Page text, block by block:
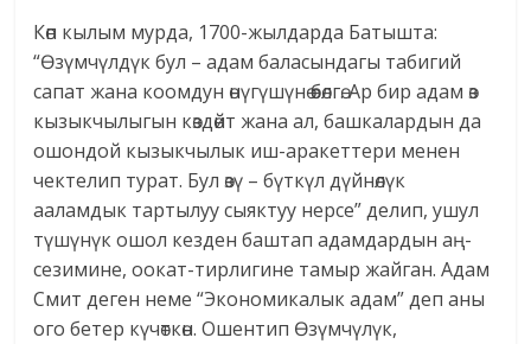
Көп кылым мурда, 1700-жылдарда Батышта:
“Өзүмчүлдүк бул – адам баласындагы табигий
сапат жана коомдун өнүгүшүнө өбөлгө. Ар бир адам өз
кызыкчылыгын көздөйт жана ал, башкалардын да
ошондой кызыкчылык иш-аракеттери менен
чектелип турат. Бул өзү – бүткүл дүйнөлүк
ааламдык тартылуу сыяктуу нерсе” делип, ушул
түшүнүк ошол кезден баштап адамдардын аң-
сезимине, оокат-тирлигине тамыр жайган. Адам
Смит деген неме “Экономикалык адам” деп аны
ого бетер күчөткөн. Ошентип Өзүмчүлүк,